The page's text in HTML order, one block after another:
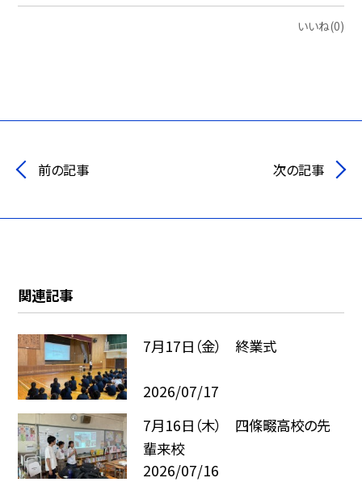
いいね(0)
前の記事 次の記事
関連記事
7月17日（金） 終業式
2026/07/17
7月16日（木） 四條畷高校の先
輩来校
2026/07/16